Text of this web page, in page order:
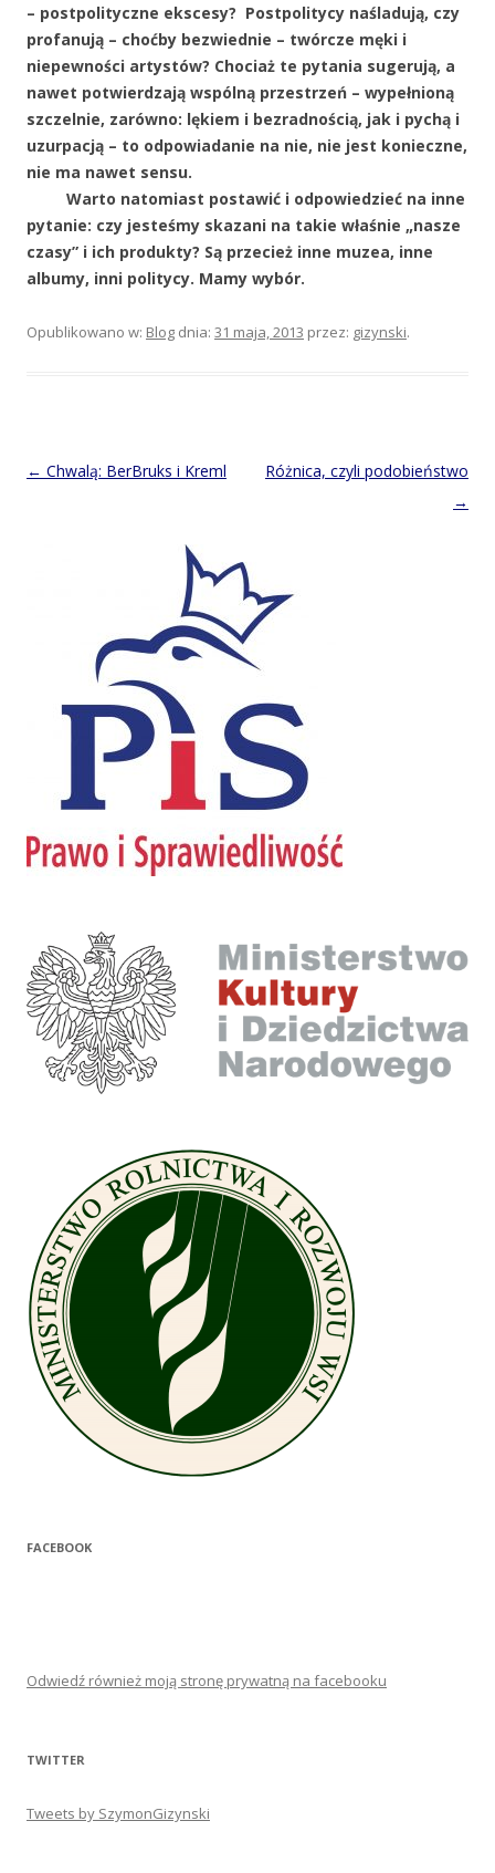
– postpolityczne ekscesy? Postpolitycy naśladują, czy
profanują – choćby bezwiednie – twórcze męki i
niepewności artystów? Chociaż te pytania sugerują, a
nawet potwierdzają wspólną przestrzeń – wypełnioną
szczelnie, zarówno: lękiem i bezradnością, jak i pychą i
uzurpacją – to odpowiadanie na nie, nie jest konieczne,
nie ma nawet sensu.
Warto natomiast postawić i odpowiedzieć na inne
pytanie: czy jesteśmy skazani na takie właśnie „nasze
czasy” i ich produkty? Są przecież inne muzea, inne
albumy, inni politycy. Mamy wybór.
Opublikowano w: Blog dnia: 31 maja, 2013 przez: gizynski.
Post
← Chwalą: BerBruks i Kreml
Różnica, czyli podobieństwo
→
FACEBOOK
Odwiedź również moją stronę prywatną na facebooku
TWITTER
Tweets by SzymonGizynski